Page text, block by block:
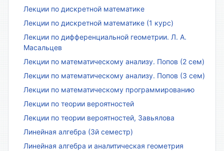
Лекции по дискретной математике
Лекции по дискретной математике (1 курс)
Лекции по дифференциальной геометрии. Л. А.
Масальцев
Лекции по математическому анализу. Попов (2 сем)
Лекции по математическому анализу. Попов (3 сем)
Лекции по математическому программированию
Лекции по теории вероятностей
Лекции по теории вероятностей, Завьялова
Линейная алгебра (3й семестр)
Линейная алгебра и аналитическая геометрия